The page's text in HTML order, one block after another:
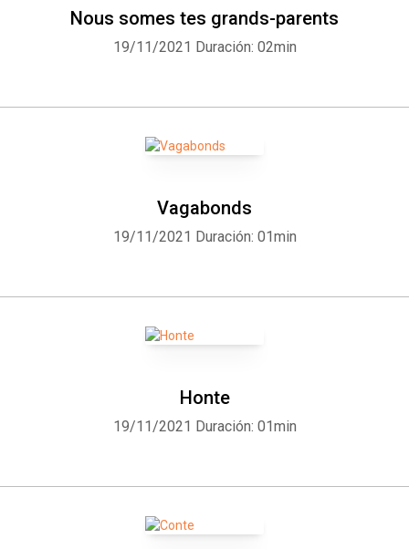
Nous somes tes grands-parents
19/11/2021 Duración: 02min
Vagabonds
19/11/2021 Duración: 01min
Honte
19/11/2021 Duración: 01min